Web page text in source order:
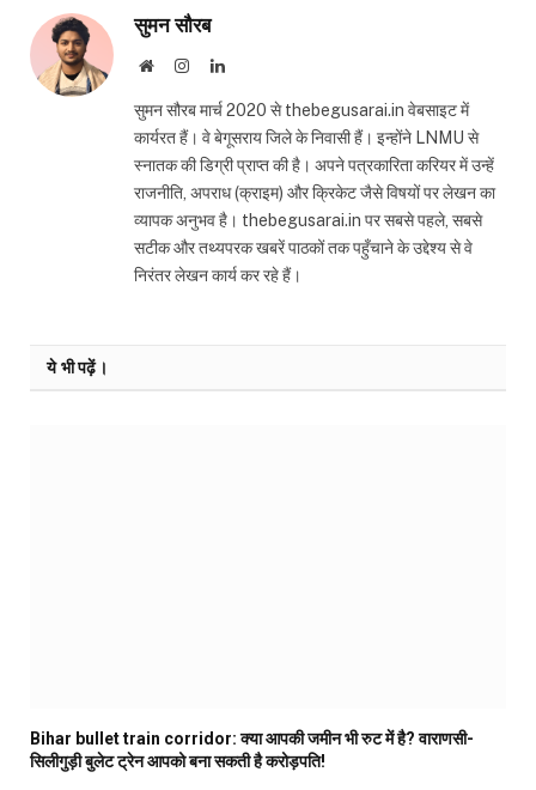
सुमन सौरब
WebsiteInstagramLinkedIn
सुमन सौरब मार्च 2020 से thebegusarai.in वेबसाइट में
कार्यरत हैं। वे बेगूसराय जिले के निवासी हैं। इन्होंने LNMU से
स्नातक की डिग्री प्राप्त की है। अपने पत्रकारिता करियर में उन्हें
राजनीति, अपराध (क्राइम) और क्रिकेट जैसे विषयों पर लेखन का
व्यापक अनुभव है। thebegusarai.in पर सबसे पहले, सबसे
सटीक और तथ्यपरक खबरें पाठकों तक पहुँचाने के उद्देश्य से वे
निरंतर लेखन कार्य कर रहे हैं।
ये भी पढ़ें।
Bihar bullet train corridor: क्या आपकी जमीन भी रुट में है? वाराणसी-
सिलीगुड़ी बुलेट ट्रेन आपको बना सकती है करोड़पति!